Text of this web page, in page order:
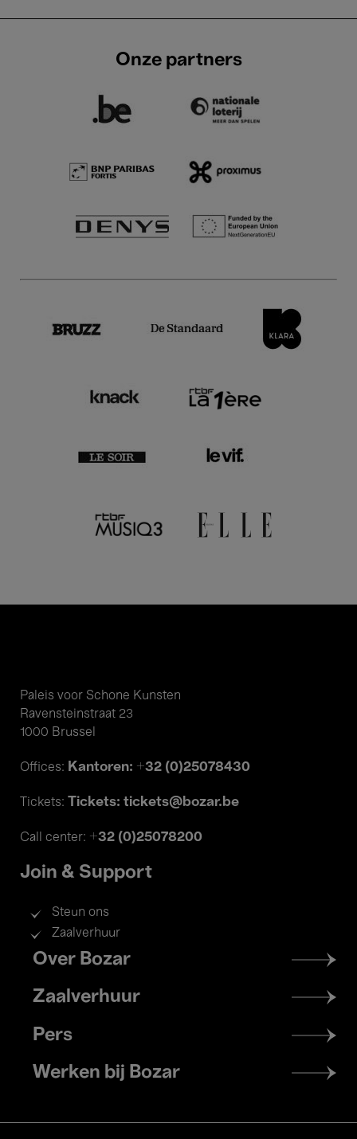
Onze partners
Paleis voor Schone Kunsten
Ravensteinstraat 23
1000 Brussel
Offices: Kantoren: +32 (0)25078430
Tickets: Tickets: tickets@bozar.be
Call center: +32 (0)25078200
Join & Support
Steun ons
Zaalverhuur
Footer
menu
Over Bozar
Zaalverhuur
Pers
Werken bij Bozar